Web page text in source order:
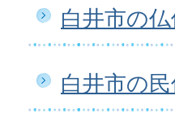
白井市の
白井市の